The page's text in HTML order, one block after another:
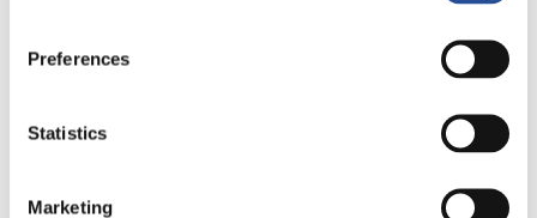
Preferences
Statistics
Marketing
Orbotech Nuvogo 1000
Si chiama NUVOGO 1000 ed è l’ultima generazione di